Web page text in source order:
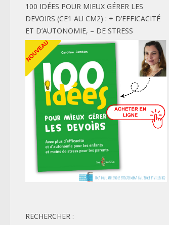
100 IDÉES POUR MIEUX GÉRER LES
DEVOIRS (CE1 AU CM2) : + D’EFFICACITÉ
ET D’AUTONOMIE, – DE STRESS
RECHERCHER :